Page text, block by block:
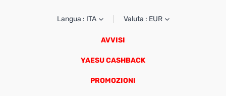
Langua : ITA Valuta : EUR
AVVISI
YAESU CASHBACK
PROMOZIONI